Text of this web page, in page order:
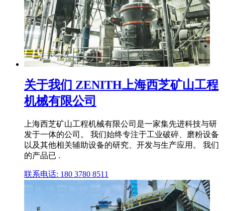
关于我们 ZENITH上海西芝矿山工程
机械有限公司
上海西芝矿山工程机械有限公司是一家集先进科技与研
发于一体的公司。 我们始终专注于工业破碎、磨粉设备
以及其他相关辅助设备的研究、开发与生产应用。 我们
的产品已 .
联系电话: 180 3780 8511